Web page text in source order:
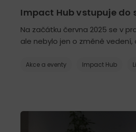
Impact Hub vstupuje do
Na začátku června 2025 se v
ale nebylo jen o změně
Akce a eventy Impact Hub